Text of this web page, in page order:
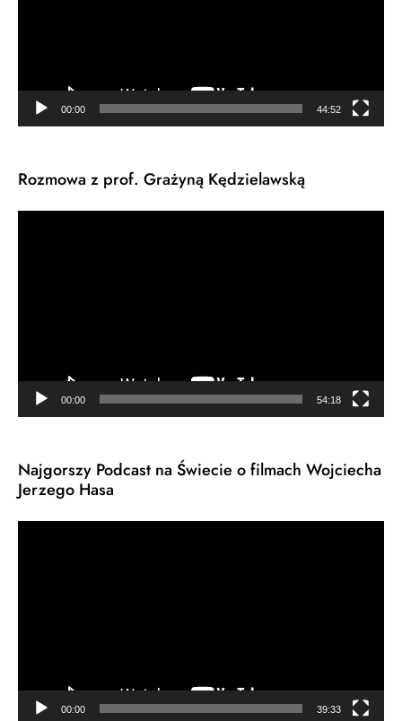
00:00 44:52
Rozmowa z prof. Grażyną Kędzielawską
00:00 54:18
Najgorszy Podcast na Świecie o filmach Wojciecha
Jerzego Hasa
00:00 39:33